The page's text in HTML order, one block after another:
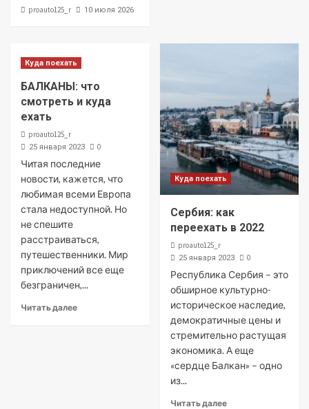
proauto125_r 10 июля 2026
Куда поехать
БАЛКАНЫ: что
смотреть и куда
ехать
proauto125_r
25 января 2023 0
Читая последние
новости, кажется, что
любимая всеми Европа
стала недоступной. Но
не спешите
расстраиваться,
путешественники. Мир
приключений все еще
безграничен,...
Читать далее
Куда поехать
Сербия: как
переехать в 2022
proauto125_r
25 января 2023 0
Республика Сербия – это
обширное культурно-
историческое наследие,
демократичные цены и
стремительно растущая
экономика. А еще
«сердце Балкан» – одно
из...
Читать далее